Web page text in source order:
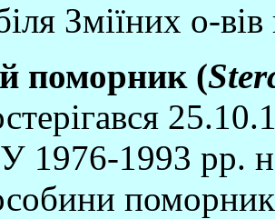
Змiїних о-
й поморник (
1976-1993 рр.